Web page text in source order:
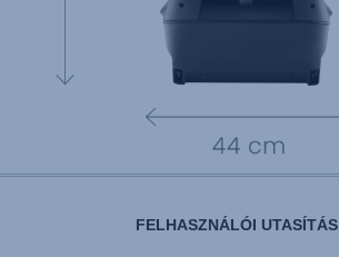
FELHASZNÁLÓI UTASÍTÁS